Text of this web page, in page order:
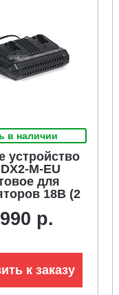
в наличии
устройство
M-EU
для
18В (2
р.
к заказу